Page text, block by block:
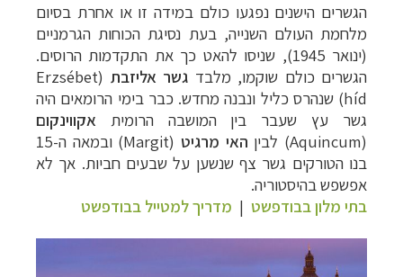
הגשרים הישנים נפגעו כולם במידה זו או אחרת בסיום
מלחמת העולם השנייה, בעת נסיגת הכוחות הגרמניים
(ינואר 1945), שניסו להאט כך את התקדמות הרוסים.
הגשרים כולם שוקמו, מלבד גשר אליזבת (
Erzsébet
híd) שנהרס כליל ונבנה מחדש.כבר בימי הרומאים היה
גשר עץ שעבר בין המושבה הרומית אקווינקום
(
Aquincum) לבין האי מרגיט(
Margit
) ובמאה ה-15
בנו הטורקים גשר צף שנשען על שבעים חביות. אך לא
אפשפש בהיסטוריה.
בתי מלון בבודפשט | מדריך למטייל בבודפשט